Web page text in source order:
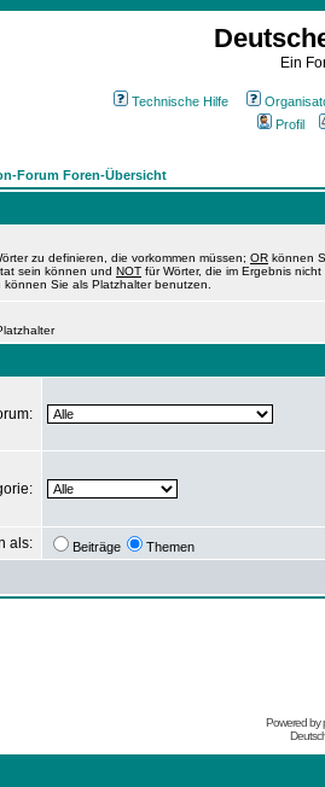
Ein
Technische Hilfe
Profil
Forum Foren-Übersicht
zu definieren, die vorkommen müssen; OR können
sein können und NOT für Wörter, die im Ergebnis nicht
Sie als Platzhalter benutzen.
als: Beiträge Themen
Powered by